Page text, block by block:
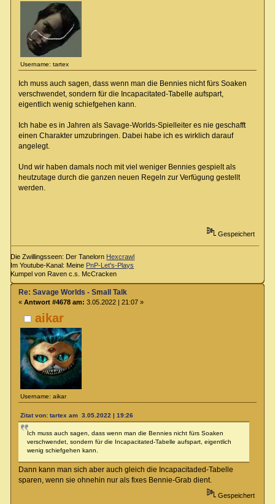
Username: tartex
Ich muss auch sagen, dass wenn man die Bennies nicht fürs Soaken
verschwendet, sondern für die Incapacitated-Tabelle aufspart,
eigentlich wenig schiefgehen kann.
Ich habe es in Jahren als Savage-Worlds-Spielleiter es nie geschafft
einen Charakter umzubringen. Dabei habe ich es wirklich darauf
angelegt.
Und wir haben damals noch mit viel weniger Bennies gespielt als
heutzutage durch die ganzen neuen Regeln zur Verfügung gestellt
werden.
Gespeichert
Die Zwillingsseen: Der Tanelorn Hexcrawl
Im Youtube-Kanal: Meine PnP-Let's-Plays
Kumpel von Raven c.s. McCracken
aikar
Username: aikar
Re: Savage Worlds - Small Talk
« Antwort #4678 am: 3.05.2022 | 21:07 »
Zitat von: tartex am 3.05.2022 | 19:26
Ich muss auch sagen, dass wenn man die Bennies nicht fürs Soaken
verschwendet, sondern für die Incapacitated-Tabelle aufspart, eigentlich
wenig schiefgehen kann.
Dann kann man sich aber auch gleich die Incapacitaded-Tabelle
sparen, wenn sie ohnehin nur als fixes Bennie-Grab dient.
Gespeichert